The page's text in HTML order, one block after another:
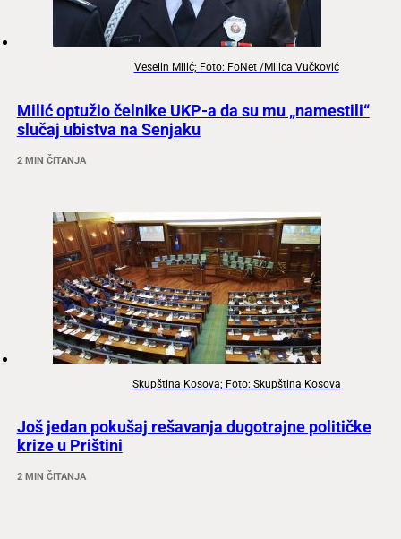
Veselin Milić; Foto: FoNet /Milica Vučković
Milić optužio čelnike UKP-a da su mu „namestili“
slučaj ubistva na Senjaku
2 MIN ČITANJA
Skupština Kosova; Foto: Skupština Kosova
Još jedan pokušaj rešavanja dugotrajne političke
krize u Prištini
2 MIN ČITANJA